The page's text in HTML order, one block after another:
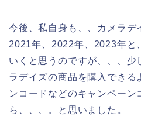
今後、私自身も、、カメラデ
2021年、2022年、2023年と
いくと思うのですが、、、少
ラデイズの商品を購入できる
ンコードなどのキャンペーン
ら、、、。と思いました。